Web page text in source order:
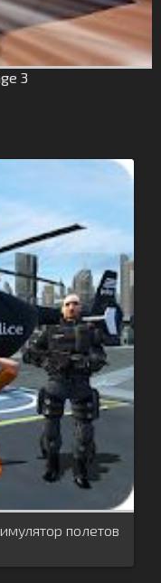
3
полетов